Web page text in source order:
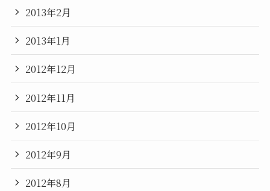
2013年2月
2013年1月
2012年12月
2012年11月
2012年10月
2012年9月
2012年8月